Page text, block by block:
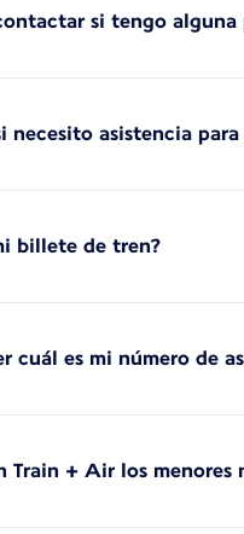
si tengo
necesito asistencia
billete de tren?
cuál es mi número de
Train + Air los menores